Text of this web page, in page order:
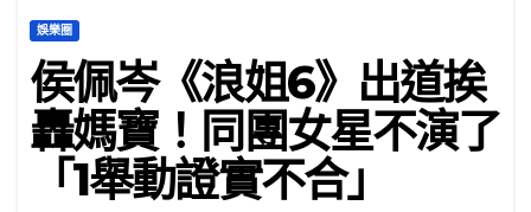
娛樂圈
侯佩岑《浪姐6》出道挨
轟媽寶！同團女星不演了
「1舉動證實不合」